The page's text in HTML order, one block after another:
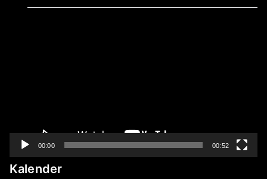
00:00 00:52
Kalender